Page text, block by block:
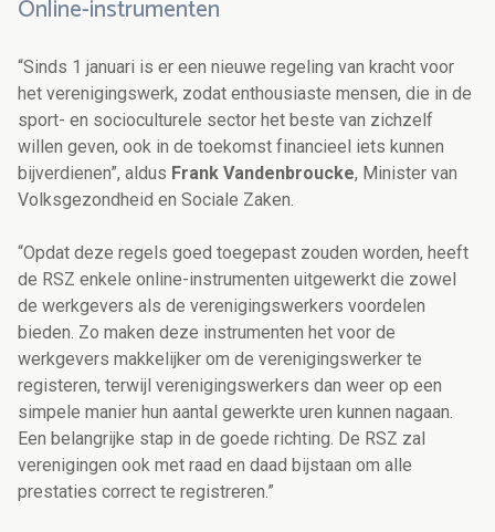
Online-instrumenten
“Sinds 1 januari is er een nieuwe regeling van kracht voor
het verenigingswerk, zodat enthousiaste mensen, die in de
sport- en socioculturele sector het beste van zichzelf
willen geven, ook in de toekomst financieel iets kunnen
bijverdienen”, aldus Frank Vandenbroucke, Minister van
Volksgezondheid en Sociale Zaken.
“Opdat deze regels goed toegepast zouden worden, heeft
de RSZ enkele online-instrumenten uitgewerkt die zowel
de werkgevers als de verenigingswerkers voordelen
bieden. Zo maken deze instrumenten het voor de
werkgevers makkelijker om de verenigingswerker te
registeren, terwijl verenigingswerkers dan weer op een
simpele manier hun aantal gewerkte uren kunnen nagaan.
Een belangrijke stap in de goede richting. De RSZ zal
verenigingen ook met raad en daad bijstaan om alle
prestaties correct te registreren.”